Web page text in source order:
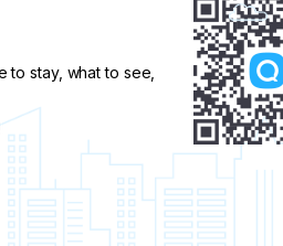
to stay, what to see,